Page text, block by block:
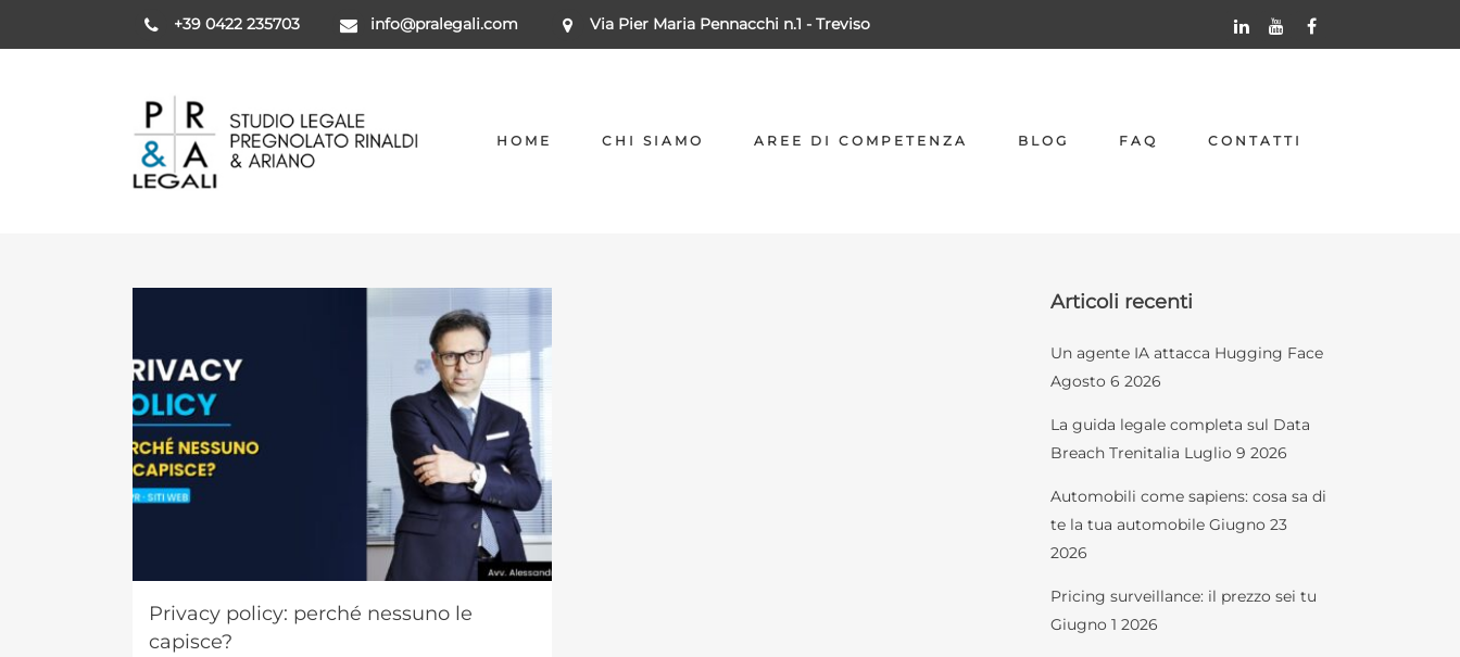
+39 0422 235703 info@pralegali.com Via Pier Maria Pennacchi n.1 - Treviso
HOME CHI SIAMO AREE DI COMPETENZA BLOG FAQ CONTATTI
Privacy policy: perché nessuno le
capisce?
Articoli recenti
Un agente IA attacca Hugging Face
Agosto 6 2026
La guida legale completa sul Data
Breach Trenitalia Luglio 9 2026
Automobili come sapiens: cosa sa di
te la tua automobile Giugno 23
2026
Pricing surveillance: il prezzo sei tu
Giugno 1 2026